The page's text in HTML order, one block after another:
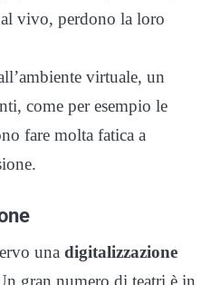
vivo, perdono la loro
virtuale, un
come per esempio le
fare molta fatica a
una digitalizzazione
gran numero di teatri è in